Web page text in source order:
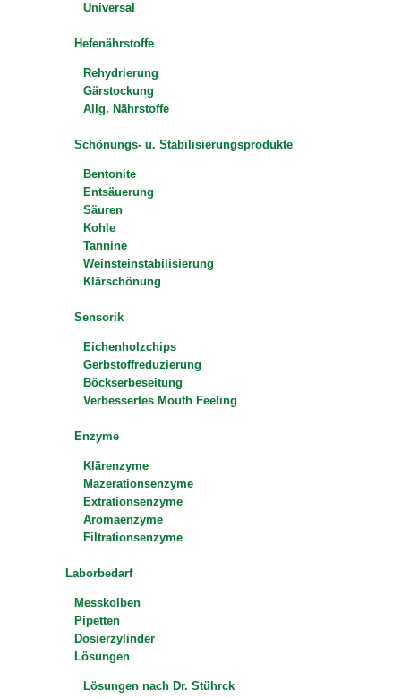
Universal
Hefenährstoffe
Rehydrierung
Gärstockung
Allg. Nährstoffe
Schönungs- u. Stabilisierungsprodukte
Bentonite
Entsäuerung
Säuren
Kohle
Tannine
Weinsteinstabilisierung
Klärschönung
Sensorik
Eichenholzchips
Gerbstoffreduzierung
Böckserbeseitung
Verbessertes Mouth Feeling
Enzyme
Klärenzyme
Mazerationsenzyme
Extrationsenzyme
Aromaenzyme
Filtrationsenzyme
Laborbedarf
Messkolben
Pipetten
Dosierzylinder
Lösungen
Lösungen nach Dr. Stührck